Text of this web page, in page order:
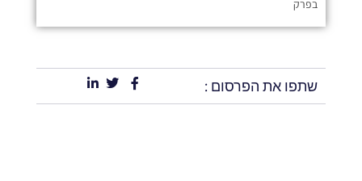
בפרק
שתפו את הפרסום :